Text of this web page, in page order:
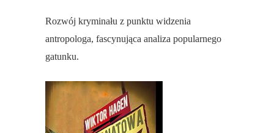
Rozwój kryminału z punktu widzenia
antropologa, fascynująca analiza popularnego
gatunku.